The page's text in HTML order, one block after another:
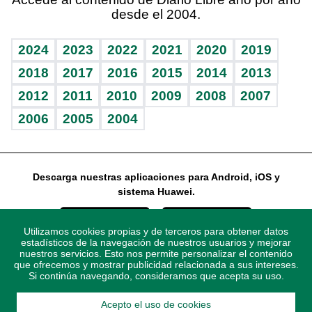
Vida y familia
Eñe
Celebrando la vida
Sin complejos
En pocas palabras
Escuchando al corazón
Economía Personal
Consulta Libre
BRV
TBT Deportivo
Más firmas
Guía del dinero
Horóscopos
desde el 2004.
2024 2023 2022 2021 2020
2019
2018
2017 2016 2015 2014
2013
2012
2011 2010 2009 2008
2007
2006
2005 2004
Descarga nuestras aplicaciones para Android, iOS y
sistema Huawei.
Utilizamos cookies propias y de terceros para obtener datos
estadísticos de la navegación de nuestros usuarios y mejorar
nuestros servicios. Esto nos permite personalizar el contenido
que ofrecemos y mostrar publicidad relacionada a sus intereses.
Si continúa navegando, consideramos que acepta su uso.
Acepto el uso de cookies